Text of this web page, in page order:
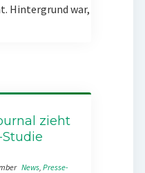
Hintergrund war,
zieht
News, Presse-